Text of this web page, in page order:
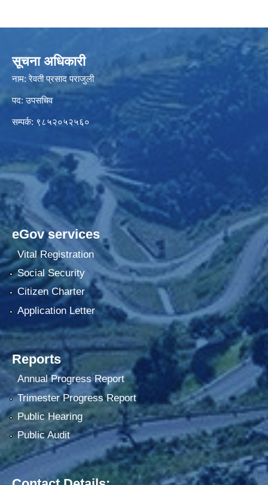
सूचना अधिकारी
नाम: रेवती प्रसाद पराजुली
पद: उपसचिव
सम्पर्क: ९८५२०५२५६०
eGov services
Vital Registration
Social Security
Citizen Charter
Application Letter
Reports
Annual Progress Report
Trimester Progress Report
Public Hearing
Public Audit